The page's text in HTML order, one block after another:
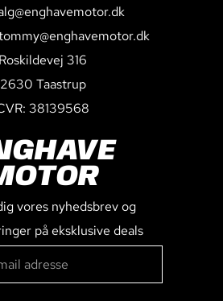
Roskildevej 316
2630 Taastrup
38139568
vores nyhedsbrev og
på eksklusive deals